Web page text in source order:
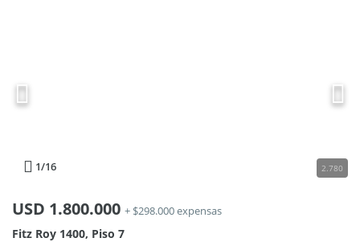
1/16 2.780
USD 1.800.000 + $298.000 expensas
Fitz Roy 1400, Piso 7